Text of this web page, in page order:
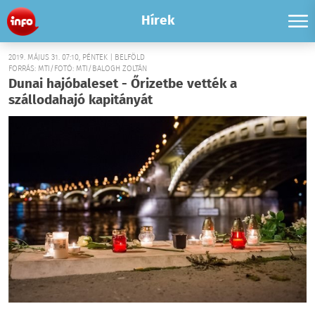
Hírek
2019. MÁJUS 31. 07:10, PÉNTEK | BELFÖLD
FORRÁS: MTI/FOTÓ: MTI/BALOGH ZOLTÁN
Dunai hajóbaleset - Őrizetbe vették a
szállodahajó kapitányát